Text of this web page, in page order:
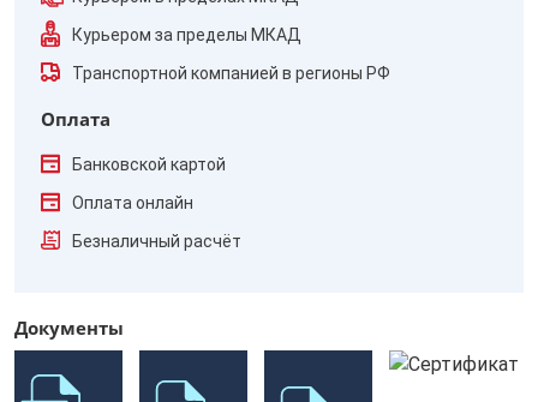
Курьером за пределы МКАД
Транспортной компанией в регионы РФ
Оплата
Банковской картой
Оплата онлайн
Безналичный расчёт
Документы